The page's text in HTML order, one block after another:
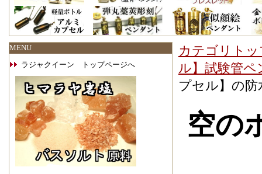
MENU
ラジャクイーン トップページへ
カテゴリトッ
ル】試験管ペ
プセル】の防
空の